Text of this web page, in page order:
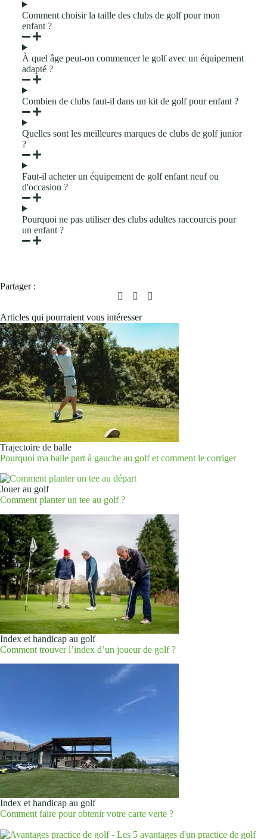
Comment choisir la taille des clubs de golf pour mon
enfant ?
À quel âge peut-on commencer le golf avec un équipement
adapté ?
Combien de clubs faut-il dans un kit de golf pour enfant ?
Quelles sont les meilleures marques de clubs de golf junior
?
Faut-il acheter un équipement de golf enfant neuf ou
d'occasion ?
Pourquoi ne pas utiliser des clubs adultes raccourcis pour
un enfant ?
Partager :
Articles qui pourraient vous intéresser
Trajectoire de balle
Pourquoi ma balle part à gauche au golf et comment le corriger
Jouer au golf
Comment planter un tee au golf ?
Index et handicap au golf
Comment trouver l’index d’un joueur de golf ?
Index et handicap au golf
Comment faire pour obtenir votre carte verte ?